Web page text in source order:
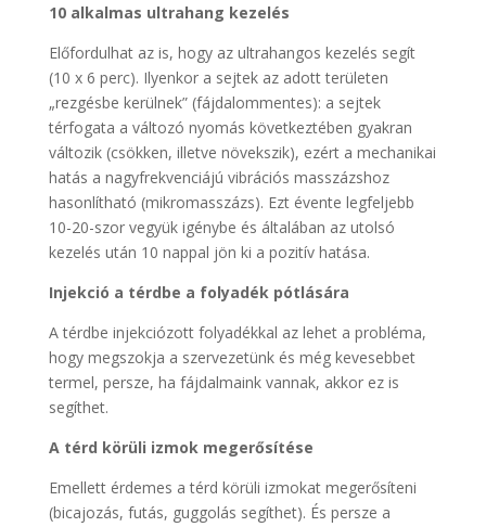
10 alkalmas ultrahang kezelés
Előfordulhat az is, hogy az ultrahangos kezelés segít
(10 x 6 perc). Ilyenkor a sejtek az adott területen
„rezgésbe kerülnek” (fájdalommentes): a sejtek
térfogata a változó nyomás következtében gyakran
változik (csökken, illetve növekszik), ezért a mechanikai
hatás a nagyfrekvenciájú vibrációs masszázshoz
hasonlítható (mikromasszázs). Ezt évente legfeljebb
10-20-szor vegyük igénybe és általában az utolsó
kezelés után 10 nappal jön ki a pozitív hatása.
Injekció a térdbe a folyadék pótlására
A térdbe injekciózott folyadékkal az lehet a probléma,
hogy megszokja a szervezetünk és még kevesebbet
termel, persze, ha fájdalmaink vannak, akkor ez is
segíthet.
A térd körüli izmok megerősítése
Emellett érdemes a térd körüli izmokat megerősíteni
(bicajozás, futás, guggolás segíthet). És persze a